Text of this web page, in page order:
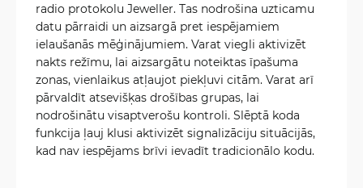
radio protokolu Jeweller. Tas nodrošina uzticamu
datu pārraidi un aizsargā pret iespējamiem
ielaušanās mēģinājumiem. Varat viegli aktivizēt
nakts režīmu, lai aizsargātu noteiktas īpašuma
zonas, vienlaikus atļaujot piekļuvi citām. Varat arī
pārvaldīt atsevišķas drošības grupas, lai
nodrošinātu visaptverošu kontroli. Slēptā koda
funkcija ļauj klusi aktivizēt signalizāciju situācijās,
kad nav iespējams brīvi ievadīt tradicionālo kodu.